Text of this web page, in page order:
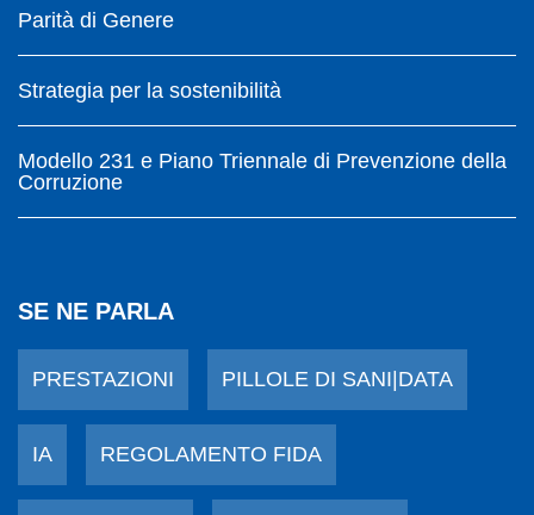
Parità di Genere
Strategia per la sostenibilità
Modello 231 e Piano Triennale di Prevenzione della
Corruzione
SE NE PARLA
PRESTAZIONI PILLOLE DI SANI|DATA
IA REGOLAMENTO FIDA